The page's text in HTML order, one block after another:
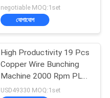
Operation
negotiable MOQ:1set
যোগাযোগ
High Productivity 19 Pcs
Copper Wire Bunching
Machine 2000 Rpm PLC
Controller
USD49330 MOQ:1set